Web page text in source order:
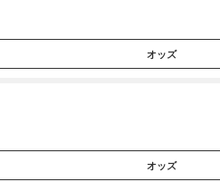
オッズ
オッズ